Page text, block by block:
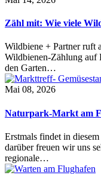
Zähl mit: Wie viele
Wildbiene + Partner ruft
Wildbienen-Zählung auf
den Garten…
Mai 08, 2026
Naturpark-Markt am
Erstmals findet in
darüber freuen wir uns
regionale…